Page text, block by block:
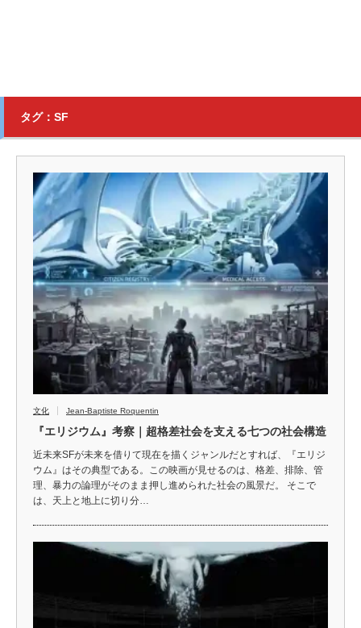
タグ：SF
文化 Jean-Baptiste Roquentin
『エリジウム』考察｜超格差社会を支える七つの社会構造
近未来SFが未来を借りて現在を描くジャンルだとすれば、『エリジ
ウム』はその典型である。この映画が見せるのは、格差、排除、管
理、暴力の論理がそのまま押し進められた社会の風景だ。 そこで
は、天上と地上に切り分…